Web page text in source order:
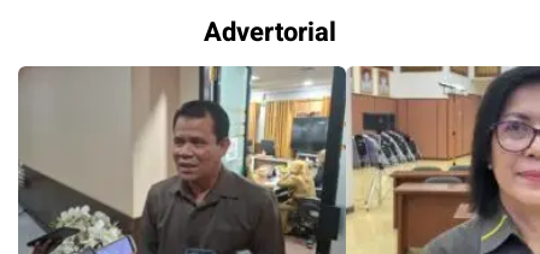
Advertorial